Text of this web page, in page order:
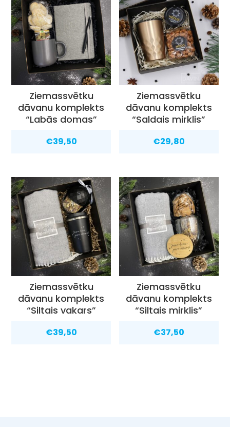
Ziemassvētku
dāvanu komplekts
“Labās domas”
€39,50
Ziemassvētku
dāvanu komplekts
“Saldais mirklis”
€29,80
Ziemassvētku
dāvanu komplekts
“Siltais vakars”
€39,50
Ziemassvētku
dāvanu komplekts
“Siltais mirklis”
€37,50